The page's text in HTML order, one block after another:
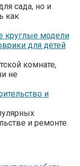
сада, но и
как
круглые модели
для детей
комнате,
не
и
и ремонте.